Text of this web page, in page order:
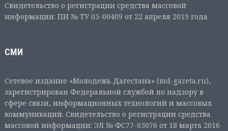
Свидетельство о регистрации средства массовой
информации: ПИ № ТУ 05-00409 от 22 апреля 2019 года
СМИ
Сетевое издание «Молодежь Дагестана» (md-gazeta.ru),
зарегистрирован Федеральной службой по надзору в
сфере связи, информационных технологий и массовых
коммуникаций. Свидетельство о регистрации средства
массовой информации: ЭЛ № ФС77-65076 от 18 марта 2016